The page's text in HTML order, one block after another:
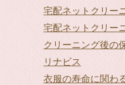
宅配ネットクリー
宅配ネットクリー
クリーニング後の
リナビス
衣服の寿命に関わ